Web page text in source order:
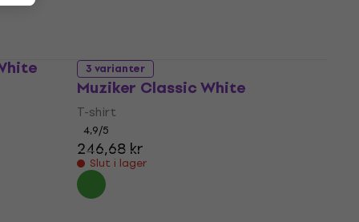
3 varianter
Muziker Classic White
T-shirt
4,9/5
246,68 kr
Slut i lager